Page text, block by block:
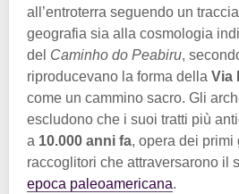
all’entroterra seguendo un
geografia sia alla cosmologia
del Caminho do Peabiru,
riproducevano la forma della Via
come un cammino sacro. Gli
escludono che i suoi tratti più
a 10.000 anni fa, opera dei
raccoglitori che attraversarono il
epoca paleoamericana.